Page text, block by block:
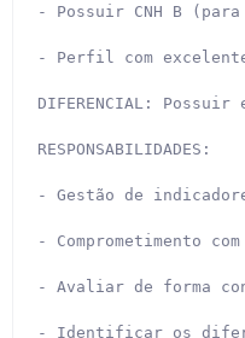
- Possuir CNH B
- Perfil com
DIFERENCIAL:
RESPONSABILIDADES:
- Gestão de
- Comprometimento
- Avaliar de forma
- Identificar os